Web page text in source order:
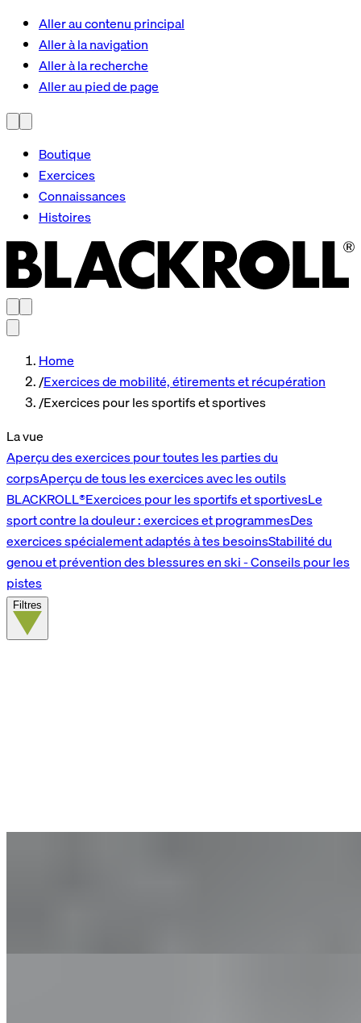
Aller au contenu principal
Aller à la navigation
Aller à la recherche
Aller au pied de page
Boutique
Exercices
Connaissances
Histoires
Home
/Exercices de mobilité, étirements et récupération
/Exercices pour les sportifs et sportives
La vue
Aperçu des exercices pour toutes les parties du
corpsAperçu de tous les exercices avec les outils
BLACKROLL®Exercices pour les sportifs et sportivesLe
sport contre la douleur : exercices et programmesDes
exercices spécialement adaptés à tes besoinsStabilité du
genou et prévention des blessures en ski - Conseils pour les
pistes
Filtres